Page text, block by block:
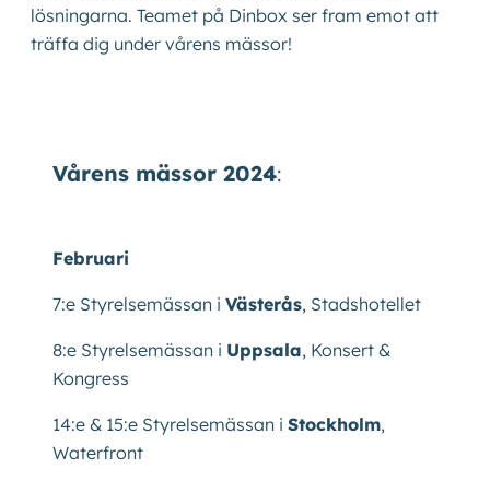
lösningarna. Teamet på Dinbox ser fram emot att
träffa dig under vårens mässor!
Vårens mässor 2024:
Februari
7:e Styrelsemässan i Västerås, Stadshotellet
8:e Styrelsemässan i Uppsala, Konsert &
Kongress
14:e & 15:e Styrelsemässan i Stockholm,
Waterfront